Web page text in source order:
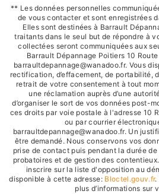
** Les données personnelles
de vous contacter et sont enregistrées
Elles sont destinées à Barrault
traitants dans le seul but de répondre à
collectées seront communiquées aux
Barrault Dépannage Poitiers 10
barraultdepannage@wanadoo.fr. Vous
rectification, d’effacement, de portabilité,
retrait de votre consentement à tout
une réclamation auprès d’une
d’organiser le sort de vos données post-
ces droits par voie postale à l'adresse 10
ou par courrier
barraultdepannage@wanadoo.fr. Un
être demandé. Nous conservons vos
prise de contact puis pendant la durée
probatoires et de gestion des
inscrire sur la liste d'opposition au
disponible à cette adresse: Bloctel.gouv.fr.
plus d’informations sur